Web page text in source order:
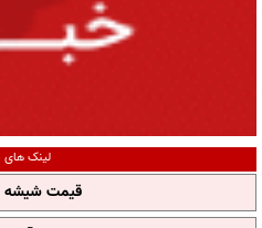
لینک های
قیمت شیشه